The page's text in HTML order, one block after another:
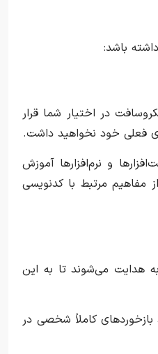
باشد:
در اختیار شما قرار
فعلی خود نخواهید داشت.
و نرم‌افزارها آموزش
مفاهیم مرتبط با کدنویسی
هدایت می‌شوند تا به این
تا افراد بتوانند بازخوردهای کاملاً شخصی در